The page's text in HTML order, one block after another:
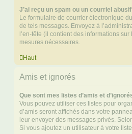
J’ai reçu un spam ou un courriel
Le formulaire de courrier électronique
de tels messages. Envoyez à
l’en-tête (il contient des informations
mesures nécessaires.
Haut
Amis et ignorés
Que sont mes listes d’amis et
Vous pouvez utiliser ces listes pour
d’amis seront affichés dans votre
leur envoyer des messages privés.
Si vous ajoutez un utilisateur à votre